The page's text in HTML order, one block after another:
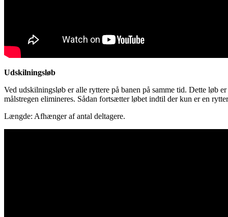
Udskilningsløb
Ved udskilningsløb er alle ryttere på banen på samme tid. Dette løb
målstregen elimineres. Sådan fortsætter løbet indtil der kun er en
Længde: Afhænger af antal deltagere.